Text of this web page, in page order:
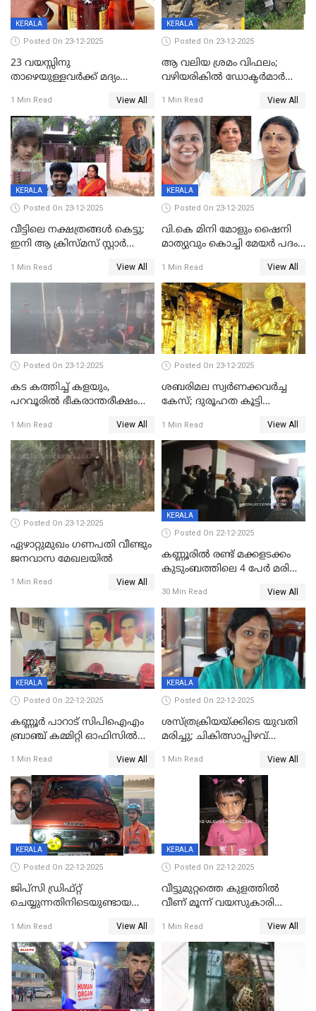
KERALA
Posted On 23-12-2025
23 വയസ്സിനു
താഴെയുള്ളവർക്ക് മദ്യം
നടപടി;സ്ഥാപനങ്ങൾക്കെതിരെ
രണ്ട് കേസുകൾ
1 Min Read View All
KERALA
Posted On 23-12-2025
ആ വലിയ ശ്രമം വിഫലം;
വഴിയരികില്‍ ‌ഡോക്ടര്‍മാര്‍
മരണത്തിന് കീഴടങ്ങി
1 Min Read View All
KERALA
Posted On 23-12-2025
വീട്ടിലെ നക്ഷത്രങ്ങൾ കെട്ടു;
ഇനി ആ ക്രിസ്മസ് സ്റ്റാർ
വേണ്ടിയുള്ള
പിടിവലിക്കിടയിൽ
അപ്പൂപ്പനെതിരെ പോക്സോ
കേസ് ഒടുവിൽ 4 ജീവനുകൾ
പൊലിഞ്ഞു
1 Min Read View All
KERALA
Posted On 23-12-2025
വി.കെ മിനി മോളും ഷൈനി
മാത്യുവും കൊച്ചി മേയർ പദം
മേയറാകില്ല
1 Min Read View All
Posted On 23-12-2025
കട കത്തിച്ച് കളയും,
പറവൂരില്‍ ഭീകരാന്തരീക്ഷം
1 Min Read View All
Posted On 23-12-2025
ശബരിമല സ്വര്‍ണക്കവര്‍ച്ച
കേസ്; ദുരൂഹത കൂട്ടി
1 Min Read View All
Posted On 23-12-2025
ഏഴാറ്റുമുഖം ഗണപതി വീണ്ടും
ജനവാസ മേഖലയിൽ
1 Min Read View All
KERALA
Posted On 22-12-2025
കണ്ണൂരിൽ രണ്ട് മക്കളടക്കം
കുടുംബത്തിലെ 4 പേർ മരിച്ച
30 Min Read View All
KERALA
Posted On 22-12-2025
കണ്ണൂർ പാറാട് സിപിഐഎം
ബ്രാഞ്ച് കമ്മിറ്റി ഓഫിസിൽ
ചിത്രങ്ങളടക്കം കത്തിയ
നിലയിൽ
1 Min Read View All
KERALA
Posted On 22-12-2025
ശസ്ത്രക്രിയയ്‌ക്കിടെ യുവതി
മരിച്ചു; ചികിത്സാപ്പിഴവ്
സംഭവം മാവേലിക്കരയിൽ
1 Min Read View All
KERALA
Posted On 22-12-2025
ജിപ്സി ഡ്രിഫ്റ്റ്
ചെയ്യുന്നതിനിടെയുണ്ടായ
ദാരുണാന്ത്യം; ജീപ്സി
ഓടിച്ചയാൾ അറസ്റ്റിൽ.
1 Min Read View All
KERALA
Posted On 22-12-2025
വീട്ടുമുറ്റത്തെ കുളത്തിൽ
വീണ് മൂന്ന് വയസുകാരി
1 Min Read View All